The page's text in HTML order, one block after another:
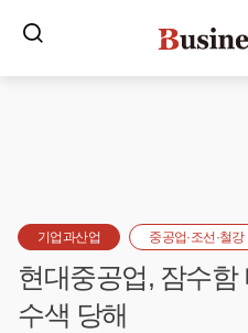
기업과산업 중공업·조선·철강
현대중공업, 잠수함
수색 당해